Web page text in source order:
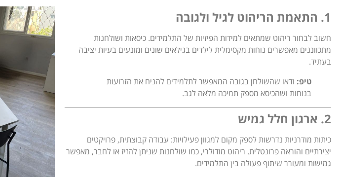
1. התאמת הריהוט לגיל ולגובה
חשוב לבחור ריהוט שמתאים למידות הפיזיות של התלמידים. כיסאות ושולחנות
מתכווננים מאפשרים נוחות מקסימלית לילדים בגילאים שונים ומונעים בעיות יציבה
בעתיד.
טיפ: ודאו שהשולחן בגובה המאפשר לתלמידים להניח את הזרועות
בנוחות ושהכיסא מספק תמיכה מלאה לגב.
2. ארגון חלל גמיש
כיתות מודרניות נדרשות לספק מקום למגוון פעילויות: עבודה קבוצתית, פרויקטים
יצירתיים והוראה פרונטלית. ריהוט מודולרי, כמו שולחנות שניתן להזיז או לחבר, מאפשר
גמישות ומעורר שיתוף פעולה בין התלמידים.